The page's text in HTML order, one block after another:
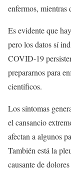
enfermos, mientras
Es evidente que
pero los datos sí
COVID-19
prepararnos para
científicos.
Los síntomas
el cansancio
afectan a algunos
También está la
causante de